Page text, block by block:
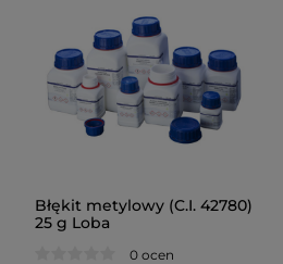
Błękit metylowy (C.I. 42780)
25 g Loba
0 ocen